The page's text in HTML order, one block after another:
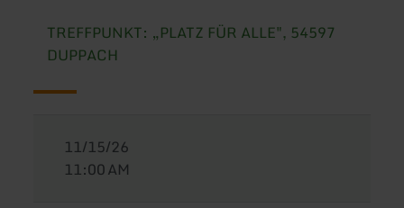
TREFFPUNKT: „PLATZ FÜR ALLE", 54597
DUPPACH
11/15/26
11:00 AM